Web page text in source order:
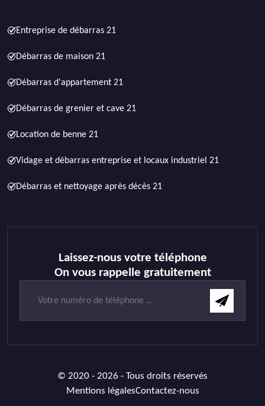
Entreprise de débarras 21
Débarras de maison 21
Débarras d'appartement 21
Débarras de grenier et cave 21
Location de benne 21
Vidage et débarras entreprise et locaux industriel 21
Débarras et nettoyage après décès 21
Laissez-nous votre téléphone
On vous rappelle gratuitement
© 2020 - 2026 - Tous droits réservés
Mentions légalesContactez-nous